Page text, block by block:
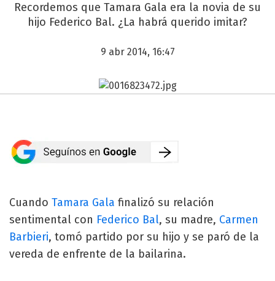
Recordemos que Tamara Gala era la novia de su
hijo Federico Bal. ¿La habrá querido imitar?
9 abr 2014, 16:47
Cuando Tamara Gala finalizó su relación
sentimental con Federico Bal, su madre, Carmen
Barbieri, tomó partido por su hijo y se paró de la
vereda de enfrente de la bailarina.